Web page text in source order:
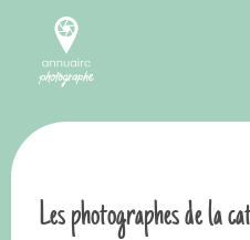
Les photographes de la